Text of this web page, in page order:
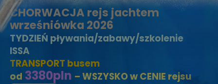
CHORWACJA rejs jachtem
wrześniówka 2026
TYDZIEŃ pływania/zabawy/szkolenie
ISSA
TRANSPORT busem
od 3380pln – WSZYSKO w CENIE rejsu